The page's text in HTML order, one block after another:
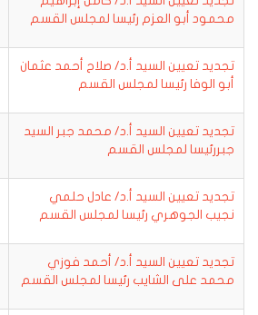
محمود أبو العزم رئيسا لمجلس القسم
تجديد تعيين السيد أ.د/ صلاح أحمد عثمان
أبو الوفا رئيسا لمجلس القسم
تجديد تعيين السيد أ.د/ محمد جبر السيد
جبررئيسا لمجلس القسم
تجديد تعيين السيد أ.د/ عادل حلمي
نجيب الجوهري رئيسا لمجلس القسم
تجديد تعيين السيد أ.د/ أحمد فوزي
محمد على الشايب رئيسا لمجلس القسم